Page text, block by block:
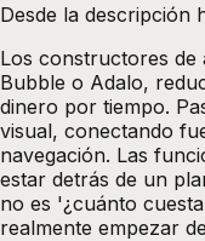
Desde la descripción
Los constructores de
Bubble o Adalo,
dinero por tiempo.
visual, conectando
navegación. Las
estar detrás de un
no es '¿cuánto
realmente empezar